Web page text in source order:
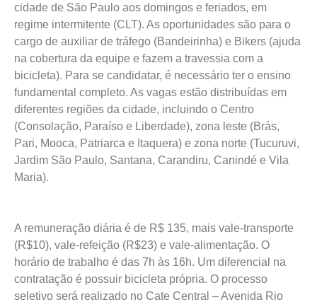
cidade de São Paulo aos domingos e feriados, em
regime intermitente (CLT). As oportunidades são para o
cargo de auxiliar de tráfego (Bandeirinha) e Bikers (ajuda
na cobertura da equipe e fazem a travessia com a
bicicleta). Para se candidatar, é necessário ter o ensino
fundamental completo. As vagas estão distribuídas em
diferentes regiões da cidade, incluindo o Centro
(Consolação, Paraíso e Liberdade), zona leste (Brás,
Pari, Mooca, Patriarca e Itaquera) e zona norte (Tucuruvi,
Jardim São Paulo, Santana, Carandiru, Canindé e Vila
Maria).
A remuneração diária é de R$ 135, mais vale-transporte
(R$10), vale-refeição (R$23) e vale-alimentação. O
horário de trabalho é das 7h às 16h. Um diferencial na
contratação é possuir bicicleta própria. O processo
seletivo será realizado no Cate Central – Avenida Rio